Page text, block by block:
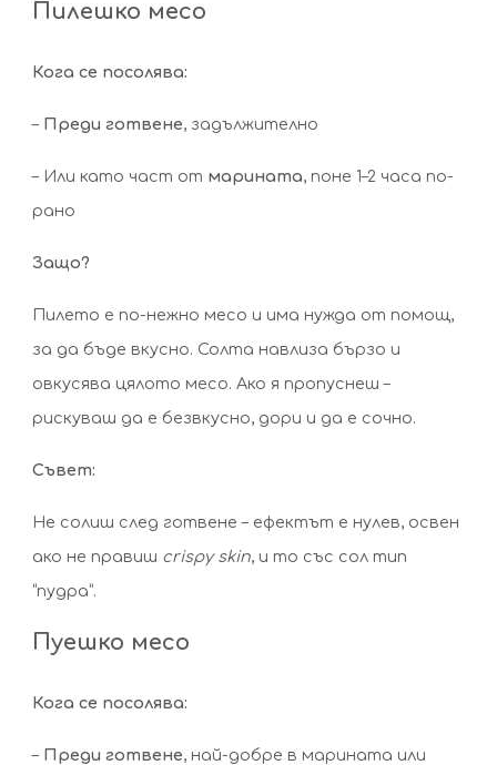
Пилешко месо
Кога се посолява:
– Преди готвене, задължително
– Или като част от марината, поне 1–2 часа по-
рано
Защо?
Пилето е по-нежно месо и има нужда от помощ,
за да бъде вкусно. Солта навлиза бързо и
овкусява цялото месо. Ако я пропуснеш –
рискуваш да е безвкусно, дори и да е сочно.
Съвет:
Не солиш след готвене – ефектът е нулев, освен
ако не правиш crispy skin, и то със сол тип
“пудра”.
Пуешко месо
Кога се посолява:
– Преди готвене, най-добре в марината или